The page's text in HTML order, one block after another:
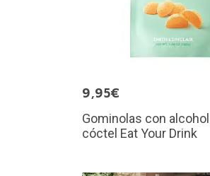
9,95€
Gominolas con
cóctel Eat Your Drink